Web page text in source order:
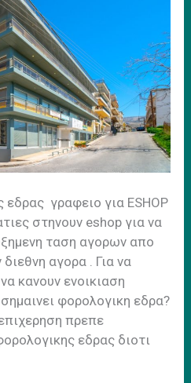
εδρας γραφειο για ESHOP
στηνουν eshop για να
ταση αγορων απο
αγορα . Για να
κανουν ενοικιαση
φορολογικη εδρα?
επιχερηση πρεπε
εδρας διοτι